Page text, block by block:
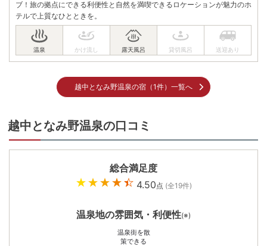
ブ！旅の拠点にできる利便性と自然を満喫できるロケーションが魅力のホ
テルで上質なひとときを。
越中となみ野温泉の宿（1件）一覧へ
越中となみ野温泉の口コミ
総合満足度
4.50 点 (全19件)
温泉地の雰囲気・利便性(※)
温泉街を散
策できる